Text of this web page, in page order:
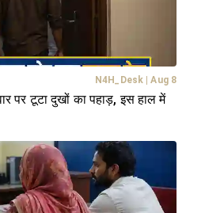
N4H_Desk Aug 8
पर टूटा दुखों का पहाड़, इस हाल में